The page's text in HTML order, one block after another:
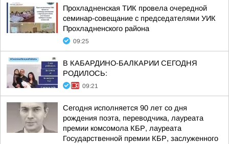
Прохладненская ТИК провела очередной
семинар-совещание с председателями УИК
Прохладненского района
09:25
В КАБАРДИНО-БАЛКАРИИ СЕГОДНЯ
РОДИЛОСЬ:
09:21
Сегодня исполняется 90 лет со дня
рождения поэта, переводчика, лауреата
премии комсомола КБР, лауреата
Государственной премии КБР, заслуженного